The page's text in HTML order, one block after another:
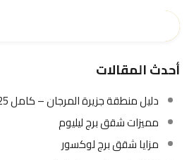
أحدث المقالات
دليل منطقة جزيرة المرجان – كامل 2025
مميزات شقق برج ليليوم
مزايا شقق برج لوكسور